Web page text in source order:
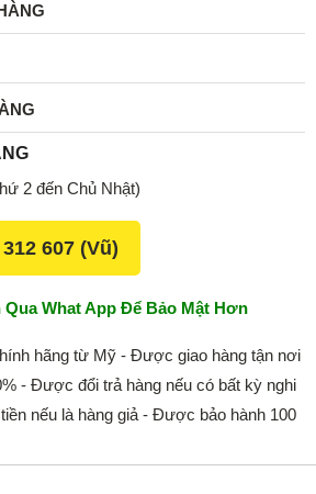
2 đến Chủ Nhật)
607 (Vũ)
Qua What App Để Bảo Mật Hơn
hãng từ Mỹ - Được giao hàng tận nơi
- Được đổi trả hàng nếu có bất kỳ nghi
nếu là hàng giả - Được bảo hành 100